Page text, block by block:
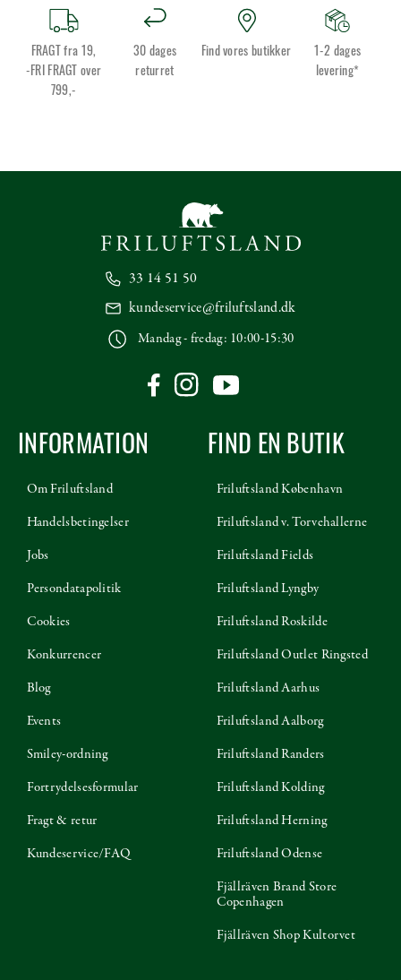
FRAGT fra 19,
-FRI FRAGT over
799,-
30 dages
returret
Find vores butikker
1-2 dages
levering*
33 14 51 50
kundeservice@friluftsland.dk
Mandag - fredag: 10:00-15:30
INFORMATION
Om Friluftsland
Handelsbetingelser
Jobs
Persondatapolitik
Cookies
Konkurrencer
Blog
Events
Smiley-ordning
Fortrydelsesformular
Fragt & retur
Kundeservice/FAQ
FIND EN BUTIK
Friluftsland København
Friluftsland v. Torvehallerne
Friluftsland Fields
Friluftsland Lyngby
Friluftsland Roskilde
Friluftsland Outlet Ringsted
Friluftsland Aarhus
Friluftsland Aalborg
Friluftsland Randers
Friluftsland Kolding
Friluftsland Herning
Friluftsland Odense
Fjällräven Brand Store
Copenhagen
Fjällräven Shop Kultorvet